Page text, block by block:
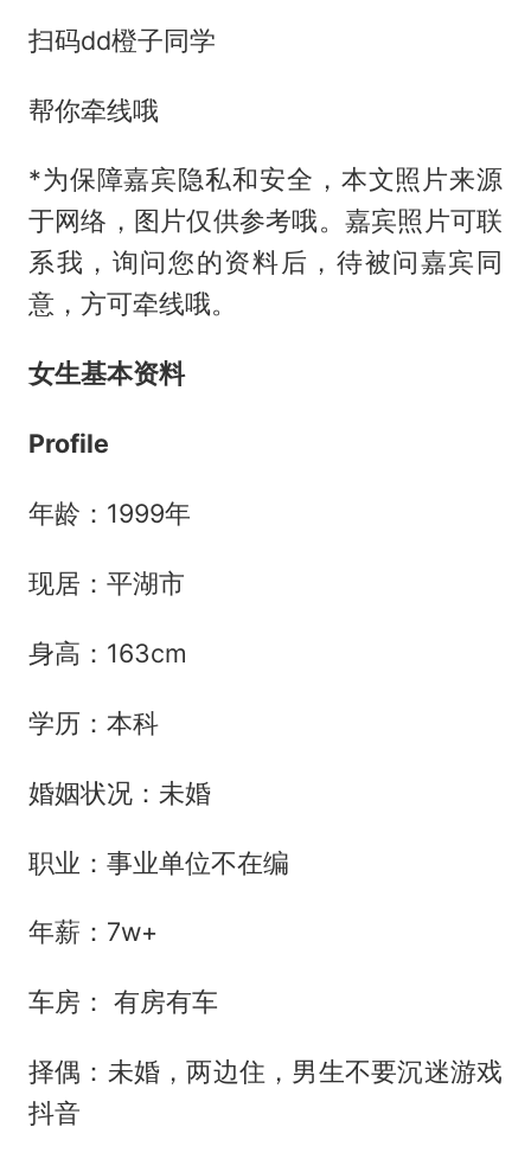
扫码dd橙子同学
帮你牵线哦
*为保障嘉宾隐私和安全，本文照片来源
于网络，图片仅供参考哦。嘉宾照片可联
系我，询问您的资料后，待被问嘉宾同
意，方可牵线哦。
女生基本资料
Profile
年龄：1999年
现居：平湖市
身高：163cm
学历：本科
婚姻状况：未婚
职业：事业单位不在编
年薪：7w+
车房： 有房有车
择偶：未婚，两边住，男生不要沉迷游戏
抖音